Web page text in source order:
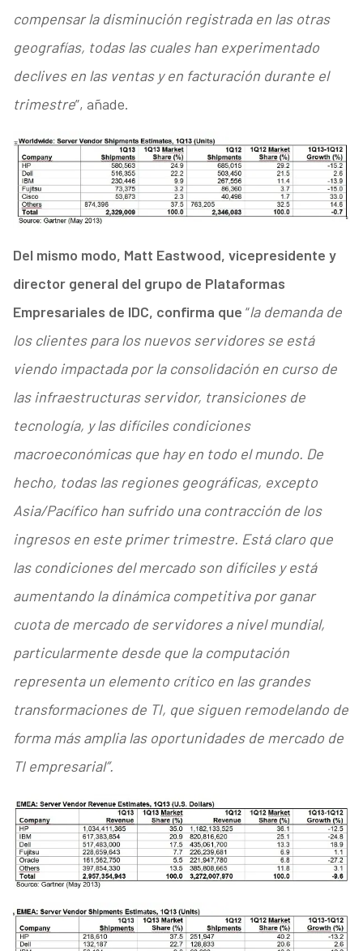
compensar la disminución registrada en las otras
geografías, todas las cuales han experimentado
declives en las ventas y en facturación durante el
trimestre”, añade.
Del mismo modo, Matt Eastwood, vicepresidente y
director general del grupo de Plataformas
Empresariales de IDC, confirma que “la demanda de
los clientes para los nuevos servidores se está
viendo impactada por la consolidación en curso de
las infraestructuras servidor, transiciones de
tecnología, y las difíciles condiciones
macroeconómicas que hay en todo el mundo. De
hecho, todas las regiones geográficas, excepto
Asia/Pacífico han sufrido una contracción de los
ingresos en este primer trimestre. Está claro que
las condiciones del mercado son difíciles y está
aumentando la dinámica competitiva por ganar
cuota de mercado de servidores a nivel mundial,
particularmente desde que la computación
representa un elemento crítico en las grandes
transformaciones de TI, que siguen remodelando de
forma más amplia las oportunidades de mercado de
TI empresarial”.